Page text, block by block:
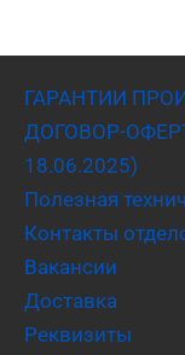
ГАРАНТИИ
ДОГОВОР-
18.06.2025)
Полезная
Контакты
Вакансии
Доставка
Реквизиты